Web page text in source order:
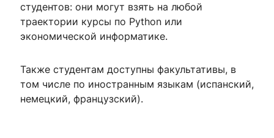
студентов: они могут взять на любой
траектории курсы по Python или
экономической информатике.
Также студентам доступны факультативы, в
том числе по иностранным языкам (испанский,
немецкий, французский).